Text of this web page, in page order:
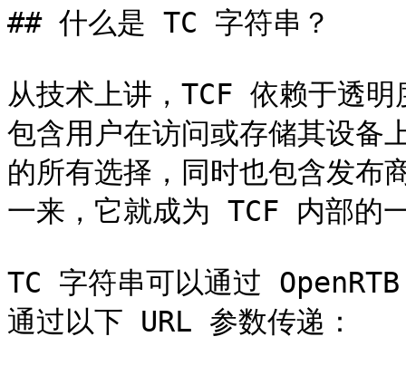
## 什么是 TC 字符串？
从技术上讲，TCF 依赖于透
包含用户在访问或存储其设备
的所有选择，同时也包含发布
一来，它就成为 TCF 内部的
TC 字符串可以通过
通过以下 URL 参数传递：